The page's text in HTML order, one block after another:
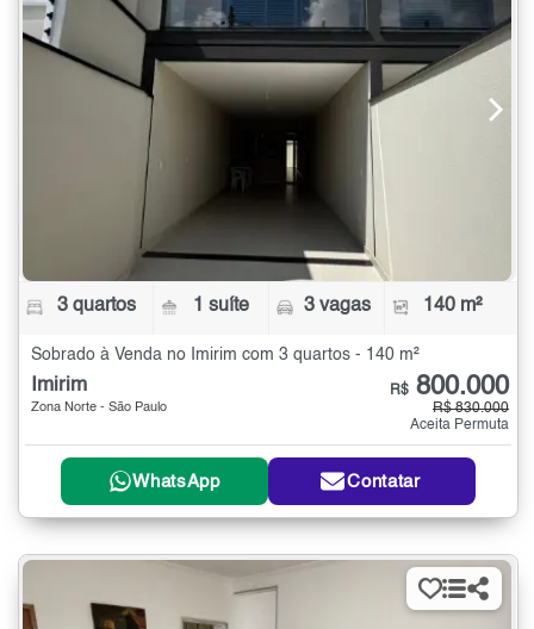
3 quartos 1 suíte 3 vagas 140 m²
Sobrado à Venda no Imirim com 3 quartos - 140 m²
Imirim
Zona Norte - São Paulo
R$ 800.000
R$ 830.000
Aceita Permuta
WhatsApp Contatar